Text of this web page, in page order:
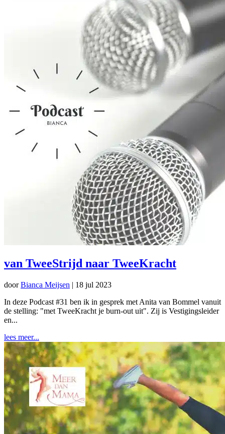
van TweeStrijd naar TweeKracht
doorBianca Meijsen | 18 jul 2023
In deze Podcast #31 ben ik in gesprek met Anita van Bommel vanuit
de stelling: "met TweeKracht je burn-out uit". Zij is Vestigingsleider
en...
lees meer...